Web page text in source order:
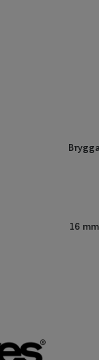
Brygga
16 mm